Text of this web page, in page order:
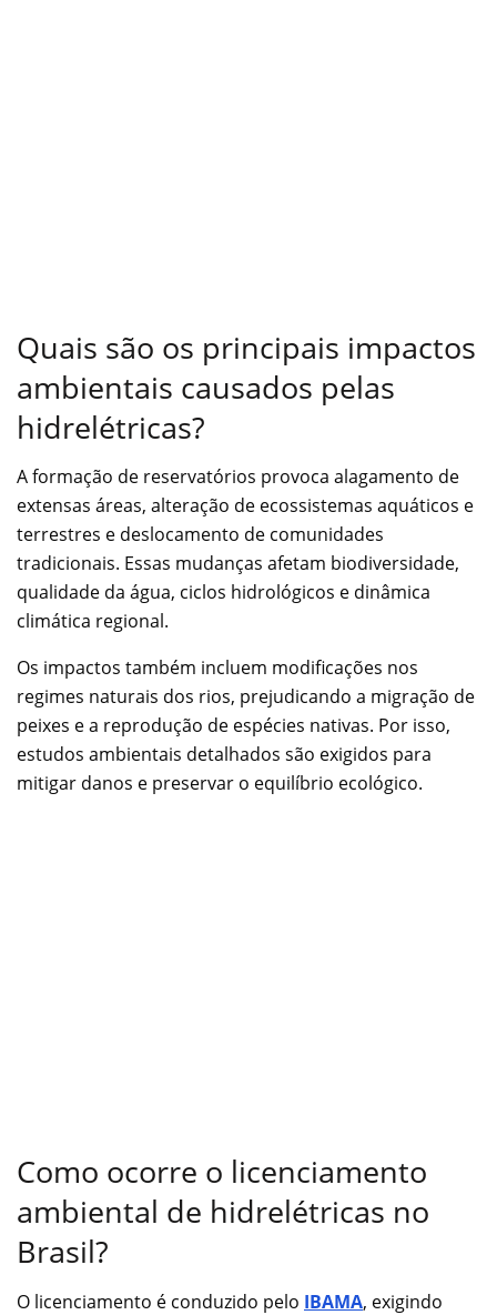
Quais são os principais impactos
ambientais causados pelas
hidrelétricas?
A formação de reservatórios provoca alagamento de
extensas áreas, alteração de ecossistemas aquáticos e
terrestres e deslocamento de comunidades
tradicionais. Essas mudanças afetam biodiversidade,
qualidade da água, ciclos hidrológicos e dinâmica
climática regional.
Os impactos também incluem modificações nos
regimes naturais dos rios, prejudicando a migração de
peixes e a reprodução de espécies nativas. Por isso,
estudos ambientais detalhados são exigidos para
mitigar danos e preservar o equilíbrio ecológico.
Como ocorre o licenciamento
ambiental de hidrelétricas no
Brasil?
O licenciamento é conduzido pelo IBAMA, exigindo